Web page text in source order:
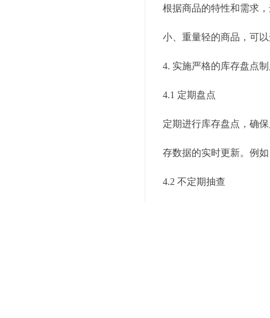
根据商品的特性和需求
小、重量轻的商品，可
4. 实施严格的库存盘点
4.1 定期盘点
定期进行库存盘点，确
存数据的实时更新。例
4.2 不定期抽查